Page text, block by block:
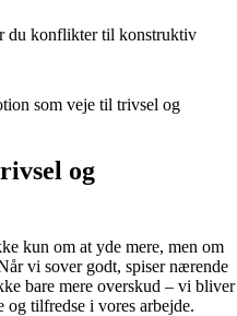
du konflikter til konstruktiv
som veje til trivsel og
og
kun om at yde mere, men om
vi sover godt, spiser nærende
bare mere overskud – vi bliver
og tilfredse i vores arbejde.